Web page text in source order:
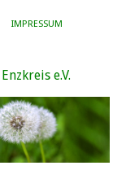
IMPRESSUM